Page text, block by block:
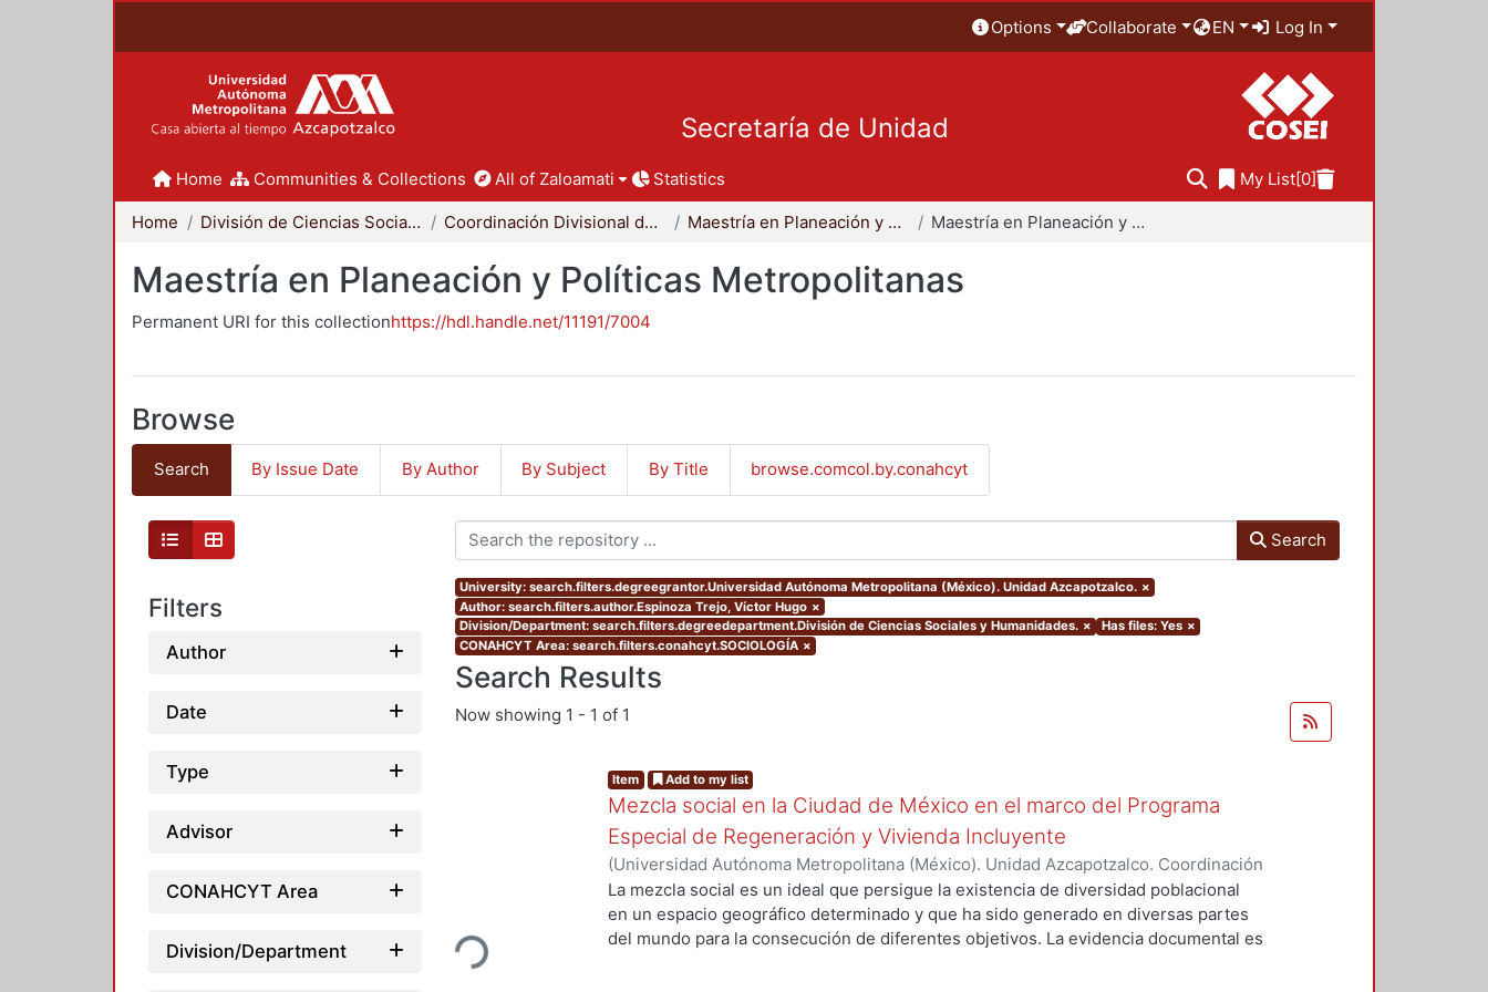
Options Collaborate EN Log In
Secretaría de Unidad
Home Communities & Collections All of Zaloamati Statistics My List[0]
Home División de Ciencias Sociales y Humanidades Coordinación Divisional de Posgrado Maestría en Planeación y Políticas Metropolitanas Maestría en Planeación y Políticas Metropolitanas
Maestría en Planeación y Políticas Metropolitanas
Permanent URI for this collectionhttps://hdl.handle.net/11191/7004
Browse
Search By Issue Date By Author By Subject By Title browse.comcol.by.conahcyt
Filters
Author
Date
Type
Advisor
CONAHCYT Area
Division/Department
Search
University: search.filters.degreegrantor.Universidad Autónoma Metropolitana (México). Unidad Azcapotzalco. ×
Author: search.filters.author.Espinoza Trejo, Víctor Hugo ×
Division/Department: search.filters.degreedepartment.División de Ciencias Sociales y Humanidades. × Has files: Yes ×
CONAHCYT Area: search.filters.conahcyt.SOCIOLOGÍA ×
Search Results
Now showing 1 - 1 of 1
Loading...
Item Add to my list
Mezcla social en la Ciudad de México en el marco del Programa
Especial de Regeneración y Vivienda Incluyente
(Universidad Autónoma Metropolitana (México). Unidad Azcapotzalco. Coordinación
de Servicios de Información.,2021-06)Espinoza Trejo, Víctor Hugo
La mezcla social es un ideal que persigue la existencia de diversidad poblacional
en un espacio geográfico determinado y que ha sido generado en diversas partes
del mundo para la consecución de diferentes objetivos. La evidencia documental es